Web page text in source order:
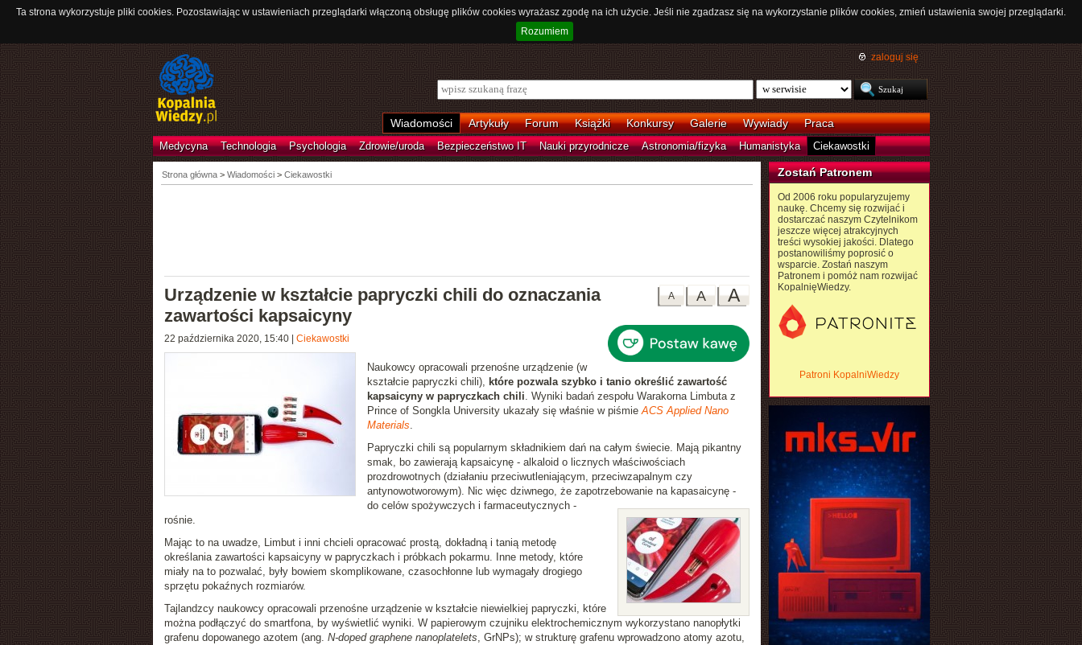
Ta strona wykorzystuje pliki cookies. Pozostawiając w ustawieniach przeglądarki włączoną obsługę plików cookies wyrażasz zgodę na ich użycie. Jeśli nie zgadzasz się na wykorzystanie plików cookies, zmień ustawienia swojej przeglądarki.
Rozumiem
zaloguj się
Wiadomości Artykuły Forum Książki Konkursy Galerie Wywiady Praca
Medycyna Technologia Psychologia Zdrowie/uroda Bezpieczeństwo IT Nauki przyrodnicze Astronomia/fizyka Humanistyka Ciekawostki
Strona główna> Wiadomości > Ciekawostki
A
A
A
Urządzenie w kształcie papryczki chili do oznaczania
zawartości kapsaicyny
22 października 2020, 15:40| Ciekawostki
Naukowcy opracowali przenośne urządzenie (w
kształcie papryczki chili), które pozwala szybko i tanio określić zawartość
kapsaicyny w papryczkach chili. Wyniki badań zespołu Warakorna Limbuta z
Prince of Songkla University ukazały się właśnie w piśmieACS Applied Nano
Materials.
Papryczki chili są popularnym składnikiem dań na całym świecie. Mają pikantny
smak, bo zawierają kapsaicynę - alkaloid o licznych właściwościach
prozdrowotnych (działaniu przeciwutleniającym, przeciwzapalnym czy
antynowotworowym). Nic więc dziwnego, że zapotrzebowanie na kapasaicynę -
do celów spożywczych i farmaceutycznych -
rośnie.
Mając to na uwadze, Limbut i inni chcieli opracować prostą, dokładną i tanią metodę
określania zawartości kapsaicyny w papryczkach i próbkach pokarmu. Inne metody, które
miały na to pozwalać, były bowiem skomplikowane, czasochłonne lub wymagały drogiego
sprzętu pokaźnych rozmiarów.
Tajlandzcy naukowcy opracowali przenośne urządzenie w kształcie niewielkiej papryczki, które
można podłączyć do smartfona, by wyświetlić wyniki. W papierowym czujniku elektrochemicznym wykorzystano nanopłytki
grafenu dopowanego azotem (ang. N-doped graphene nanoplatelets, GrNPs); w strukturę grafenu wprowadzono atomy azotu,
Zostań Patronem
Od 2006 roku popularyzujemy
naukę. Chcemy się rozwijać i
dostarczać naszym Czytelnikom
jeszcze więcej atrakcyjnych
treści wysokiej jakości. Dlatego
postanowiliśmy poprosić o
wsparcie. Zostań naszym
Patronem i pomóż nam rozwijać
KopalnięWiedzy.
Patroni KopalniWiedzy